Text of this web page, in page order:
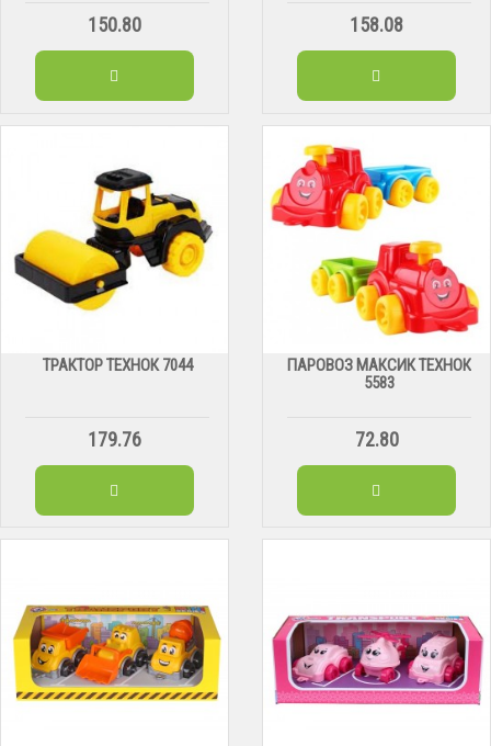
150.80 158.08
ТРАКТОР ТЕХНОК 7044
179.76
ПАРОВОЗ МАКСИК ТЕХНОК
5583
72.80